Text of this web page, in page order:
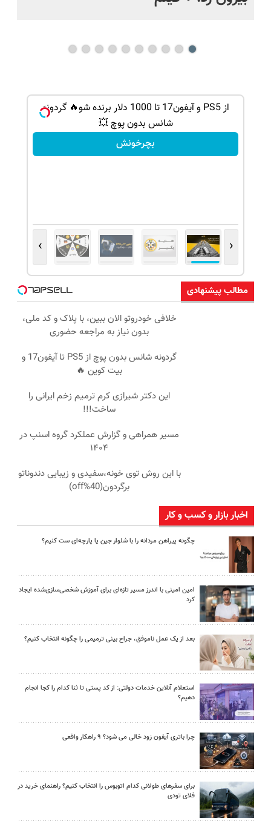
از PS5 و آیفون17 تا 1000 دلار برنده شو🔥 گردونه
شانس بدون پوچ 💥
بچرخونش
‹
›
مطالب پیشنهادی
خلافی خودروتو الان ببین، با پلاک و کد ملی،
بدون نیاز به مراجعه حضوری
گردونه شانس بدون پوچ از PS5 تا آیفون17 و
بیت کوین 🔥
این دکتر شیرازی کرم ترمیم زخم ایرانی را
ساخت!!!
مسیر همراهی و گزارش عملکرد گروه اسنپ در
۱۴۰۴
با این روش توی خونه،سفیدی و زیبایی دندوناتو
برگردون(40%off)
اخبار بازار و کسب و کار
چگونه پیراهن مردانه را با شلوار جین یا پارچه‌ای ست کنیم؟
امین امینی با اندرز مسیر تازه‌ای برای آموزش شخصی‌سازی‌شده ایجاد
کرد
بعد از یک عمل ناموفق، جراح بینی ترمیمی را چگونه انتخاب کنیم؟
استعلام آنلاین خدمات دولتی: از کد پستی تا ثنا کدام را کجا انجام
دهیم؟
چرا باتری آیفون زود خالی می شود؟ ۹ راهکار واقعی
برای سفرهای طولانی کدام اتوبوس را انتخاب کنیم؟ راهنمای خرید در
فلای تودی